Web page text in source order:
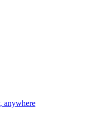
anywhere